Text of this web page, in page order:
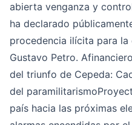
abierta venganza y
ha declarado
procedencia ilícita para
Gustavo Petro.
del triunfo de Cepeda:
del
país hacia las próximas